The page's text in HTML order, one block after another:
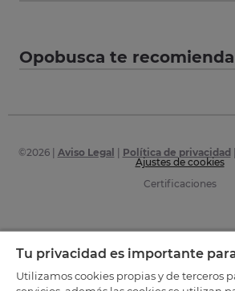
Opobusca te recomienda
©2026| Aviso Legal Política de privacidad
Ajustes de cookies
Certificaciones
Tu privacidad es importante
Utilizamos cookies propias y de terceros